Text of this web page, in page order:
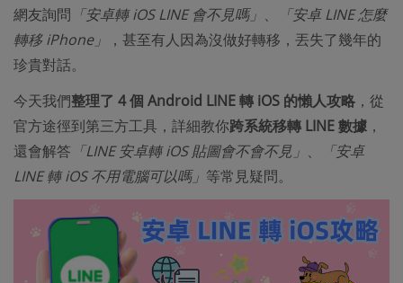
網友詢問 「安卓轉 iOS LINE 會不見嗎」 、
「安卓 LINE 怎麼
轉移 iPhone」
，甚至有人因為沒做好轉移，丟失了幾年的
珍貴對話。
今天我們整理了 4 個 Android LINE 轉 iOS 的懶人攻略 ，從
官方途徑到第三方工具，詳細教你跨系統移轉 LINE 數據 ，
還會解答 「LINE 安卓轉 iOS 貼圖會不會不見」 、
「安卓
LINE 轉 iOS 不用電腦可以嗎」 等常見疑問。